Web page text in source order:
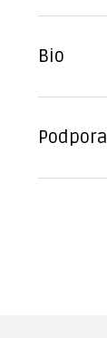
Bio
Podpora